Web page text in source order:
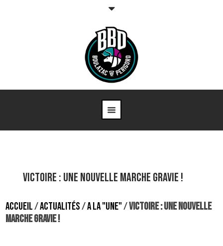
VICTOIRE : UNE NOUVELLE MARCHE GRAVIE !
ACCUEIL/ACTUALITÉS/A LA "UNE"/VICTOIRE : UNE NOUVELLE
MARCHE GRAVIE !